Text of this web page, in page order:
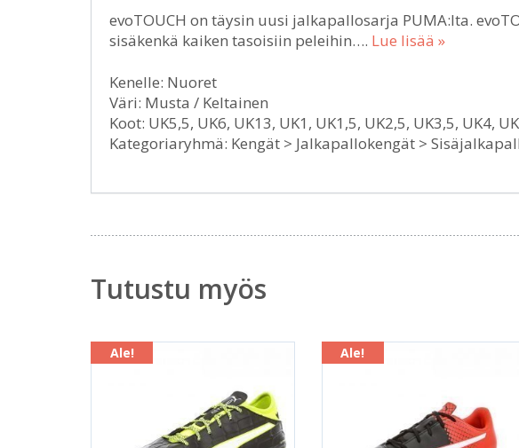
evoTOUCH on täysin uusi jalkapallosarja PUMA:lta.
sisäkenkä kaiken tasoisiin peleihin…. Lue lisää »
Kenelle: Nuoret
Väri: Musta / Keltainen
Koot: UK5,5, UK6, UK13, UK1, UK1,5, UK2,5, UK3,5, UK4,
Kategoriaryhmä: Kengät > Jalkapallokengät >
Tutustu myös
Ale! Ale!